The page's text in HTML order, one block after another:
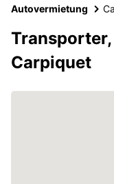
Autovermietung
Carpiquet